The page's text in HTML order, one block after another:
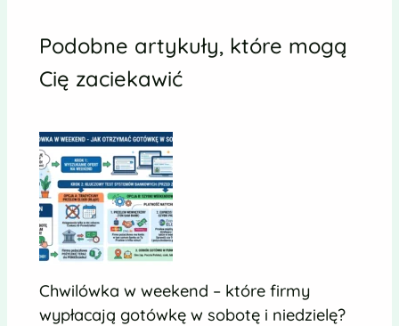
Podobne artykuły, które mogą
Cię zaciekawić
Chwilówka w weekend – które firmy
wypłacają gotówkę w sobotę i niedzielę?